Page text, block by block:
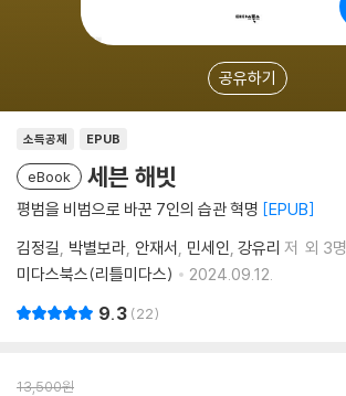
공유하기
소득공제 EPUB
eBook 세븐 해빗
평범을 비범으로 바꾼 7인의 습관 혁명 EPUB
김정길 박별보라 안재서 민세인 강유리 저 외 3명
미다스북스(리틀미다스)
2024.09.12.
9.3 22
13,500원